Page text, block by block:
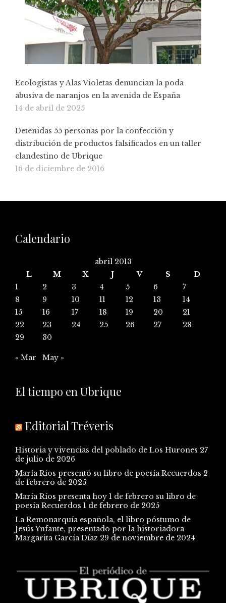
Ecologistas y Alas Violetas denuncian la poda
abusiva de naranjos en la avenida de España
14 de abril de 2025
Detenidas 55 personas por la confección y
distribución de productos falsificados en un taller
clandestino de Ubrique
16 de diciembre de 2016
Calendario
abril 2013
L
M X J V S
D
1
2 3 4 5 6
7
8
9 10 11 12 13
14
15
16 17 18 19 20
21
22
23 24 25 26 27
28
29
30
« Mar May »
El tiempo en Ubrique
Editorial Tréveris
Historia y vivencias del poblado de Los Hurones 27
de julio de 2026
María Ríos presentó su libro de poesía Recuerdos 2
de febrero de 2025
María Ríos presenta hoy 1 de febrero su libro de
poesía Recuerdos 1 de febrero de 2025
La Remonarquía española, el libro póstumo de
Jesús Ynfante, presentado por la historiadora
Margarita García Díaz 29 de noviembre de 2024